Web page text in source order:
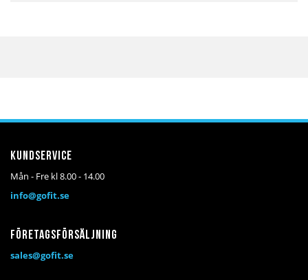
Kundservice
Mån - Fre kl 8.00 - 14.00
info@gofit.se
Företagsförsäljning
sales@gofit.se